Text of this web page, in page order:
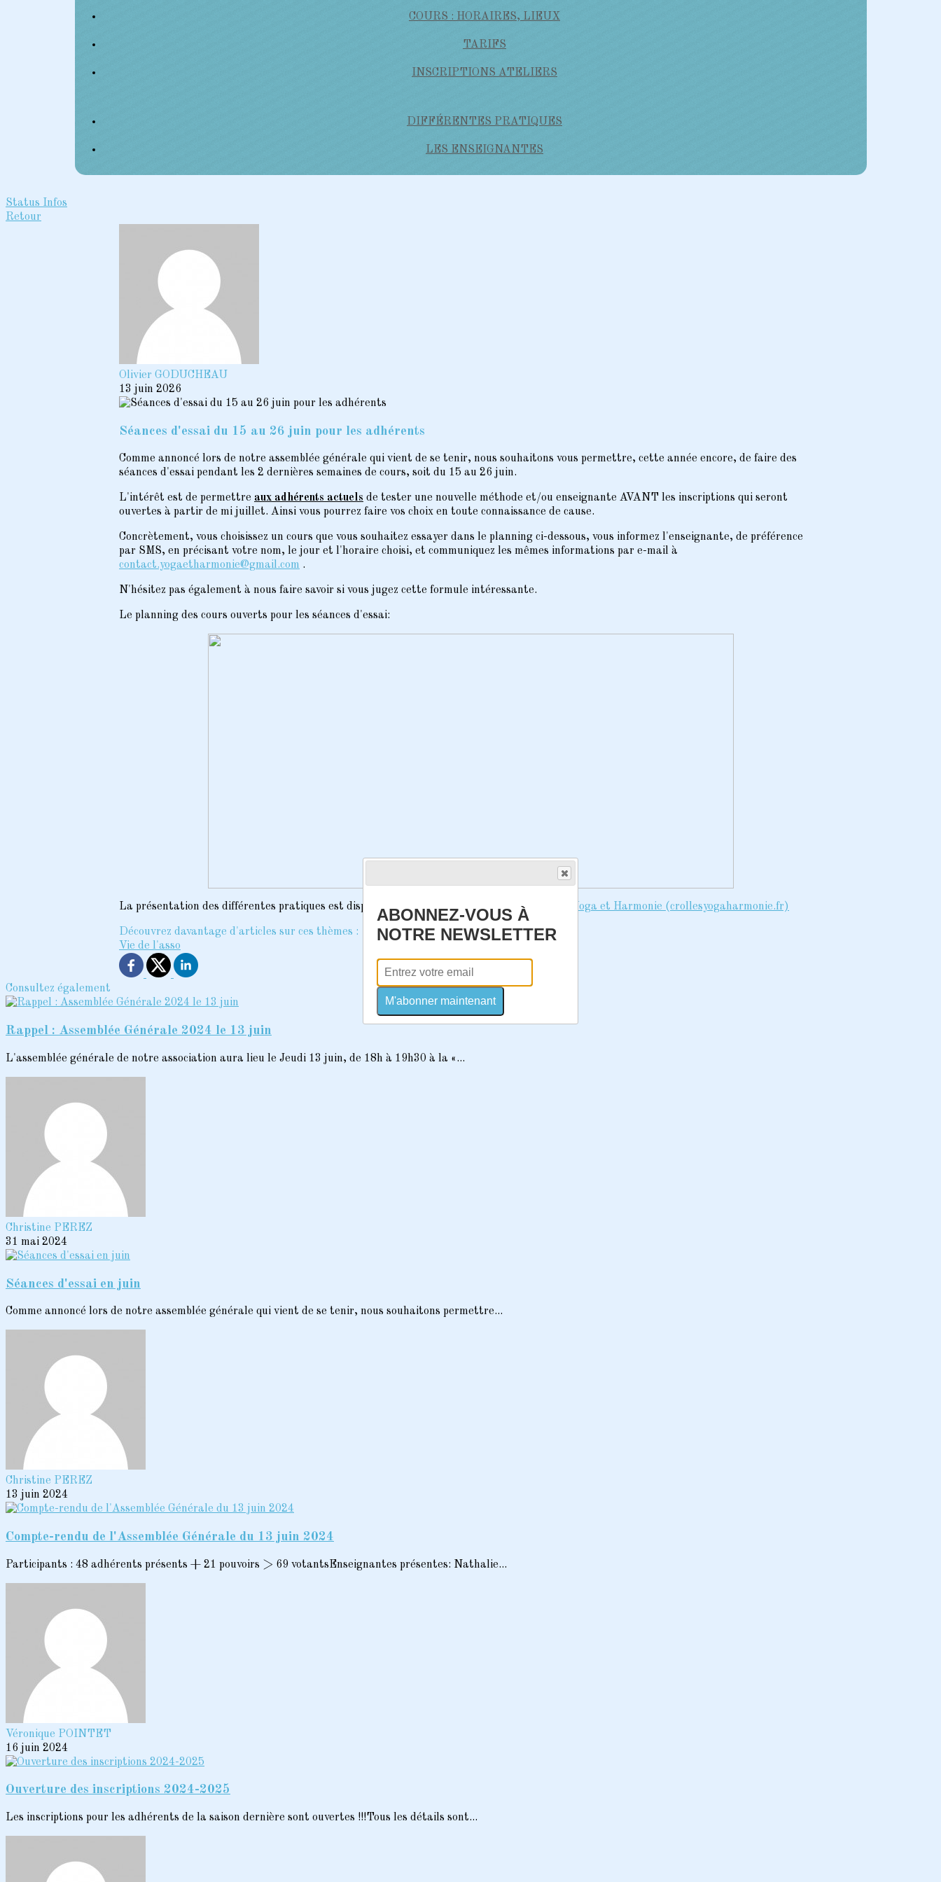
COURS : HORAIRES, LIEUX
TARIFS
INSCRIPTIONS ATELIERS
DIFFÉRENTES PRATIQUES
LES ENSEIGNANTES
Status Infos
Retour
Olivier GODUCHEAU
13 juin 2026
Séances d'essai du 15 au 26 juin pour les adhérents
Comme annoncé lors de notre assemblée générale qui vient de se tenir, nous souhaitons vous permettre, cette année encore, de faire des
séances d'essai pendant les 2 dernières semaines de cours, soit du 15 au 26 juin.
L'intérêt est de permettre aux adhérents actuels de tester une nouvelle méthode et/ou enseignante AVANT les inscriptions qui seront
ouvertes à partir de mi juillet. Ainsi vous pourrez faire vos choix en toute connaissance de cause.
Concrètement, vous choisissez un cours que vous souhaitez essayer dans le planning ci-dessous, vous informez l'enseignante, de préférence
par SMS, en précisant votre nom, le jour et l'horaire choisi, et communiquez les mêmes informations par e-mail à
contact.yogaetharmonie@gmail.com .
N'hésitez pas également à nous faire savoir si vous jugez cette formule intéressante.
Le planning des cours ouverts pour les séances d'essai:
La présentation des différentes pratiques est disponible sur le site :Différentes pratiques | Yoga et Harmonie (crollesyogaharmonie.fr)
Découvrez davantage d'articles sur ces thèmes :
Vie de l'asso
Consultez également
Rappel : Assemblée Générale 2024 le 13 juin
L'assemblée générale de notre association aura lieu le Jeudi 13 juin, de 18h à 19h30 à la «...
Christine PEREZ
31 mai 2024
Séances d'essai en juin
Comme annoncé lors de notre assemblée générale qui vient de se tenir, nous souhaitons permettre...
Christine PEREZ
13 juin 2024
Compte-rendu de l'Assemblée Générale du 13 juin 2024
Participants : 48 adhérents présents + 21 pouvoirs > 69 votantsEnseignantes présentes: Nathalie...
Véronique POINTET
16 juin 2024
Ouverture des inscriptions 2024-2025
Les inscriptions pour les adhérents de la saison dernière sont ouvertes !!!Tous les détails sont...
ABONNEZ-VOUS À
NOTRE NEWSLETTER
M'abonner maintenant